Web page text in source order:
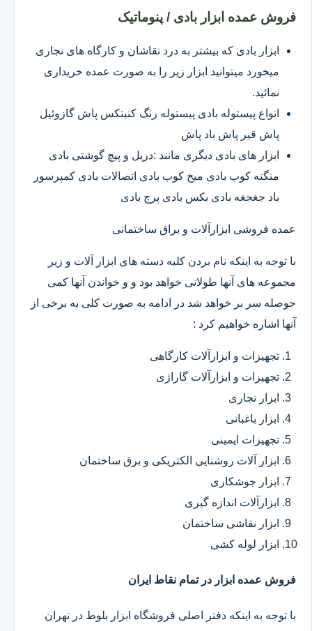
فروش عمده ابزار بادی / پنوماتیک
ابزار بادی که بیشتر به درد نقاشان و کارگاه های نجاری
میخورد میتوانید ابزار زیر را به صورت عمده خریداری
نمائید.
انواع پیستوله بادی پیستوله رنگ کنیتکس پاش گازوئیل
پاش قیر پاش باد پاش
ابزار های بادی دیگری مانند :دریل و پیچ گوشتی بادی
منگنه کوب بادی میخ کوب بادی اتصالات بادی کمپرسور
باد جغجغه بادی بکس بادی پرچ بادی
عمده فروشی ابزارآلات و یراق ساختمانی
با توجه به اینکه نام بردن کلیه دسته های ابزار آلات و زیر
مجموعه های آنها طولانی خواهد بود و و خواندن آنها کمی
حوصله سر بر خواهد شد در ادامه به صورت کلی به برخی از
آنها اشاره خواهیم کرد :
تجهیزات و ابزارآلات کارگاهی
تجهیزات و ابزارآلات گاراژی
ابزار نجاری
ابزار باغبانی
تجهیزات ایمینی
ابزار آلات روشنایی الکتریکی و برق ساختمان
ابزار جوشکاری
ابزارآلات اندازه گیری
ابزار نقاشی ساختمان
ابزار لوله کشی
فروش عمده ابزار در تمام نقاط ایران
با توجه به اینکه دفتر اصلی فروشگاه ابزار بلوط در تهران